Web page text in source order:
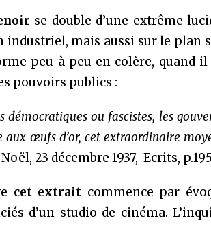
se double d’une extrême
mais aussi sur le plan
peu à peu en colère, quand
pouvoirs publics :
démocratiques ou fascistes, les
œufs d’or, cet extraordinaire
23 décembre 1937, Ecrits,
cet extrait commence par
d’un studio de cinéma.